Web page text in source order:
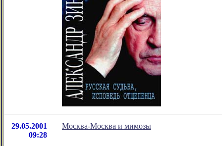
29.05.2001
09:28
Москва-Москва и мимозы